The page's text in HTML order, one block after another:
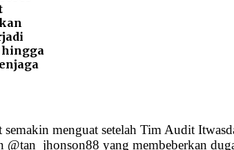
hingga
menguat setelah Tim Audit
@tan_jhonson88 yang membeberkan